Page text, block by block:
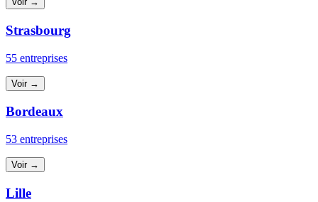
Strasbourg
55 entreprises
Voir →
Bordeaux
53 entreprises
Voir →
Lille